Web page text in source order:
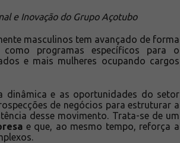
e Inovação do Grupo Açotubo
masculinos tem avançado de forma
programas específicos para o
e mais mulheres ocupando cargos
dinâmica e as oportunidades do setor
de negócios para estruturar a
desse movimento. Trata-se de um
e que, ao mesmo tempo, reforça a